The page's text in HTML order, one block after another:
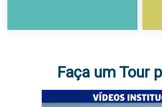
Faça um Tour